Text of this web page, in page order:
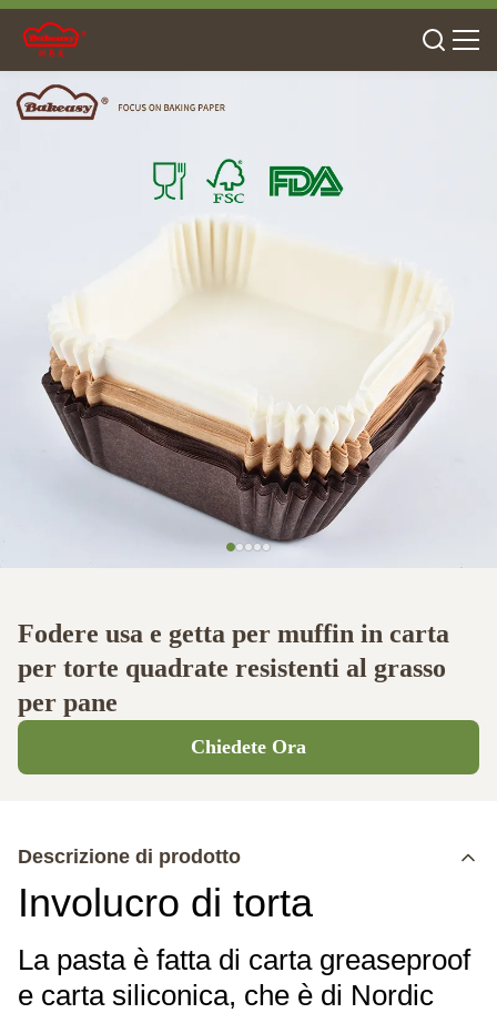
Fodere usa e getta per muffin in carta
per torte quadrate resistenti al grasso
per pane
Chiedete Ora
Descrizione di prodotto
Involucro di torta
La pasta è fatta di carta greaseproof
e carta siliconica, che è di Nordic